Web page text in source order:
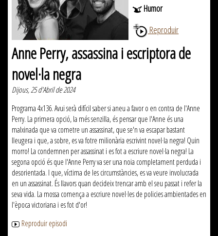
Humor
Reproduir
Anne Perry, assassina i escriptora de
novel·la negra
Dijous, 25 d'Abril de 2024
Programa 4x136. Avui serà difícil saber si aneu a favor o en contra de l'Anne
Perry. La primera opció, la més senzilla, és pensar que l'Anne és una
malxinada que va cometre un assassinat, que se'n va escapar bastant
lleugera i que, a sobre, es va fotre milionària escrivint novel·la negra! Quin
morro! La condemnen per assassinat i es fot a escriure novel·la negra! La
segona opció és que l'Anne Perry va ser una noia completament perduda i
desorientada. I que, víctima de les circumstàncies, es va veure involucrada
en un assassinat. És llavors quan decideix trencar amb el seu passat i refer la
seva vida. La mossa comença a escriure novel·les de policies ambientades en
l'època victoriana i es fot d'or!
Reproduir episodi